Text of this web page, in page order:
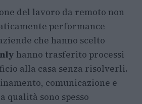
del lavoro da remoto non
performance
che hanno scelto
hanno trasferito processi
alla casa senza risolverli.
comunicazione e
qualità sono spesso